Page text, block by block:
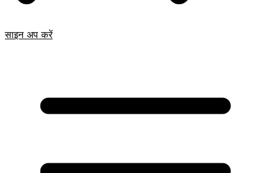
साइन अप करें